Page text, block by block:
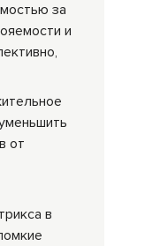
за
и
от
в